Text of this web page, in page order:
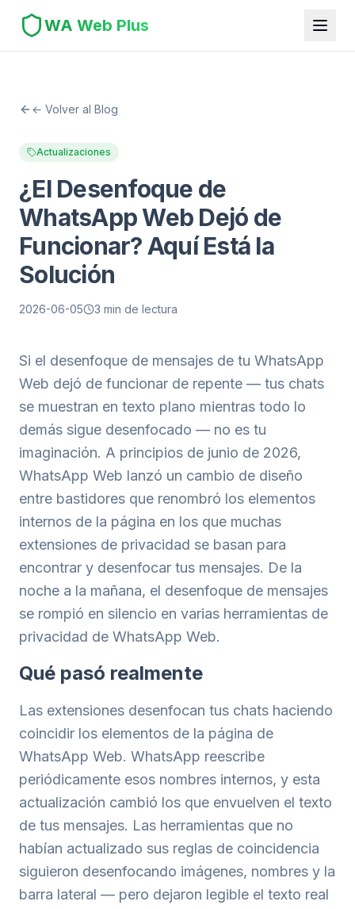
WA Web Plus
← Volver al Blog
Actualizaciones
¿El Desenfoque de
WhatsApp Web Dejó de
Funcionar? Aquí Está la
Solución
2026-06-05 3 min de lectura
Si el desenfoque de mensajes de tu WhatsApp
Web dejó de funcionar de repente — tus chats
se muestran en texto plano mientras todo lo
demás sigue desenfocado — no es tu
imaginación. A principios de junio de 2026,
WhatsApp Web lanzó un cambio de diseño
entre bastidores que renombró los elementos
internos de la página en los que muchas
extensiones de privacidad se basan para
encontrar y desenfocar tus mensajes. De la
noche a la mañana, el desenfoque de mensajes
se rompió en silencio en varias herramientas de
privacidad de WhatsApp Web.
Qué pasó realmente
Las extensiones desenfocan tus chats haciendo
coincidir los elementos de la página de
WhatsApp Web. WhatsApp reescribe
periódicamente esos nombres internos, y esta
actualización cambió los que envuelven el texto
de tus mensajes. Las herramientas que no
habían actualizado sus reglas de coincidencia
siguieron desenfocando imágenes, nombres y la
barra lateral — pero dejaron legible el texto real